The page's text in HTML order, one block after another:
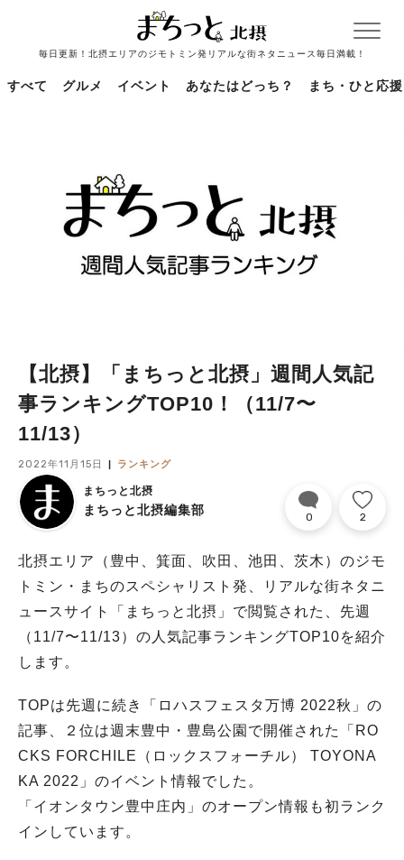
毎日更新！北摂エリアのジモトミン発リアルな街ネタニュース毎日満載！
すべて グルメ イベント あなたはどっち？ まち・ひと応援
【北摂】「まちっと北摂」週間人気記
事ランキングTOP10！（11/7〜
11/13）
2022年11月15日 ランキング
まちっと北摂
まちっと北摂編集部 0 2
北摂エリア（豊中、箕面、吹田、池田、茨木）のジモ
トミン・まちのスペシャリスト発、リアルな街ネタニ
ュースサイト「まちっと北摂」で閲覧された、先週
（11/7〜11/13）の人気記事ランキングTOP10を紹介
します。
TOPは先週に続き「ロハスフェスタ万博 2022秋」の
記事、２位は週末豊中・豊島公園で開催された「RO
CKS FORCHILE（ロックスフォーチル） TOYONA
KA 2022」のイベント情報でした。
「イオンタウン豊中庄内」のオープン情報も初ランク
インしています。